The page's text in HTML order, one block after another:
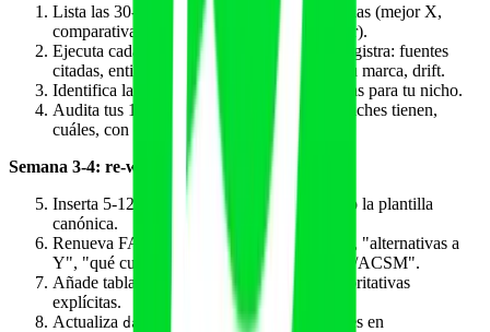
Lista las 30-50 queries comerciales prioritarias (mejor X,
comparativa, alternativa, precio, cómo elegir).
Ejecuta cada query en los siete motores y registra: fuentes
citadas, entidades co-citadas, presencia de tu marca, drift.
Identifica las 10-15 entidades A/B prioritarias para tu nicho.
Audita tus 15-25 piezas top: cuántos sandwiches tienen,
cuáles, con qué entidades.
Semana 3-4: re-write de 6-10 piezas pilar
Inserta 5-12 sandwiches por pieza siguiendo la plantilla
canónica.
Renueva FAQ con preguntas tipo "X vs Y", "alternativas a
Y", "qué cumple X con respecto a la WHO/ACSM".
Añade tabla comparativa con entidades autoritativas
explícitas.
Actualiza dateModified y declara entidades en